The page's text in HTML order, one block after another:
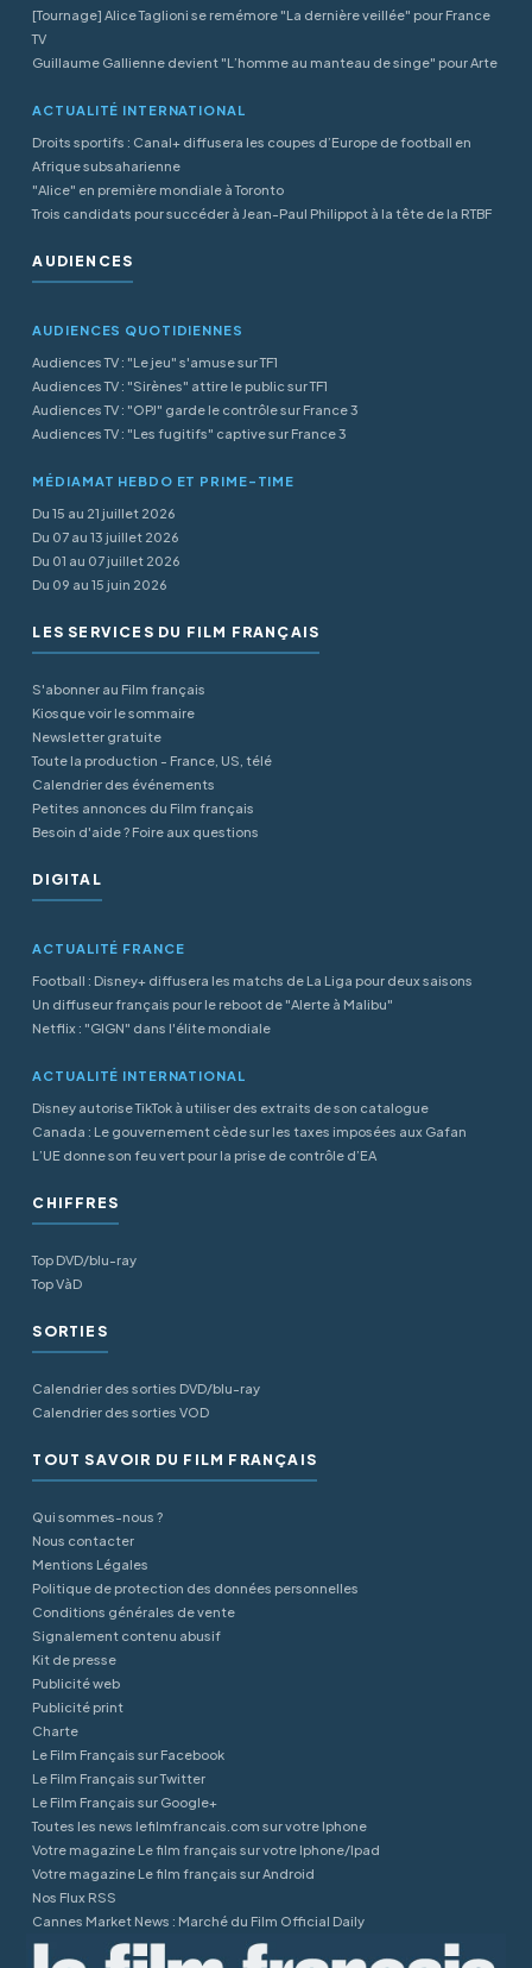
[Tournage] Alice Taglioni se remémore "La dernière veillée" pour France
TV
Guillaume Gallienne devient "L’homme au manteau de singe" pour Arte
ACTUALITÉ INTERNATIONAL
Droits sportifs : Canal+ diffusera les coupes d’Europe de football en
Afrique subsaharienne
"Alice" en première mondiale à Toronto
Trois candidats pour succéder à Jean-Paul Philippot à la tête de la RTBF
AUDIENCES
AUDIENCES QUOTIDIENNES
Audiences TV : "Le jeu" s'amuse sur TF1
Audiences TV : "Sirènes" attire le public sur TF1
Audiences TV : "OPJ" garde le contrôle sur France 3
Audiences TV : "Les fugitifs" captive sur France 3
MÉDIAMAT HEBDO ET PRIME-TIME
Du 15 au 21 juillet 2026
Du 07 au 13 juillet 2026
Du 01 au 07 juillet 2026
Du 09 au 15 juin 2026
LES SERVICES DU FILM FRANÇAIS
S'abonner au Film français
Kiosque voir le sommaire
Newsletter gratuite
Toute la production - France, US, télé
Calendrier des événements
Petites annonces du Film français
Besoin d'aide ? Foire aux questions
DIGITAL
ACTUALITÉ FRANCE
Football : Disney+ diffusera les matchs de La Liga pour deux saisons
Un diffuseur français pour le reboot de "Alerte à Malibu"
Netflix : "GIGN" dans l'élite mondiale
ACTUALITÉ INTERNATIONAL
Disney autorise TikTok à utiliser des extraits de son catalogue
Canada : Le gouvernement cède sur les taxes imposées aux Gafan
L’UE donne son feu vert pour la prise de contrôle d’EA
CHIFFRES
Top DVD/blu-ray
Top VàD
SORTIES
Calendrier des sorties DVD/blu-ray
Calendrier des sorties VOD
TOUT SAVOIR DU FILM FRANÇAIS
Qui sommes-nous ?
Nous contacter
Mentions Légales
Politique de protection des données personnelles
Conditions générales de vente
Signalement contenu abusif
Kit de presse
Publicité web
Publicité print
Charte
Le Film Français sur Facebook
Le Film Français sur Twitter
Le Film Français sur Google+
Toutes les news lefilmfrancais.com sur votre Iphone
Votre magazine Le film français sur votre Iphone/Ipad
Votre magazine Le film français sur Android
Nos Flux RSS
Cannes Market News : Marché du Film Official Daily